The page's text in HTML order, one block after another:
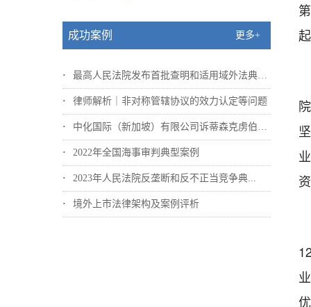
成功案例 更多+
最高人民法院发布首批查明和适用域外法典型...
律师解析｜非对称管辖协议的效力认定等问题
中化国际（新加坡）有限公司诉蒂森克虏伯冶...
2022年全国海事审判典型案例
2023年人民法院反垄断和反不正当竞争典...
境外上市法律架构及案例评析